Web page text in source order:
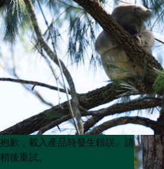
Product
List
Product
List
抱歉，載入產品時發生錯誤。請
稍後重試。